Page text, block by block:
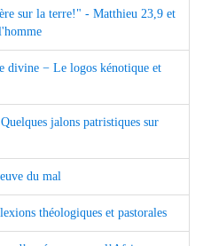
sur la terre!" - Matthieu 23,9 et
divine − Le logos kénotique et
jalons patristiques sur
du mal
théologiques et pastorales